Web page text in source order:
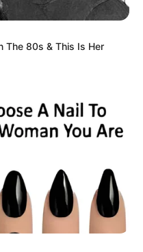
The 80s & This Is Her